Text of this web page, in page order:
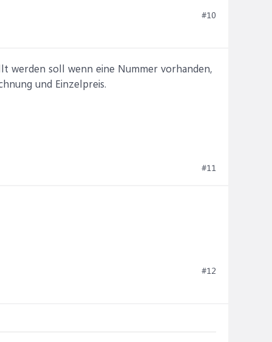
#10
werden soll wenn eine Nummer vorhanden,
und Einzelpreis.
#11
#12